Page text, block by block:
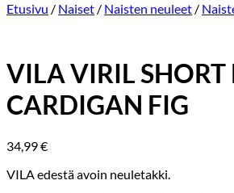
Etusivu / Naiset / Naisten neuleet /
VILA VIRIL SHORT
CARDIGAN FIG
34,99€
VILA edestä avoin neuletakki.